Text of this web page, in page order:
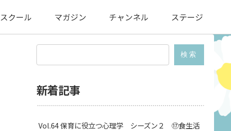
スクール マガジン チャンネル ステージ
検索
新着記事
Vol.64 保育に役立つ心理学 シーズン２ ⑰食生活